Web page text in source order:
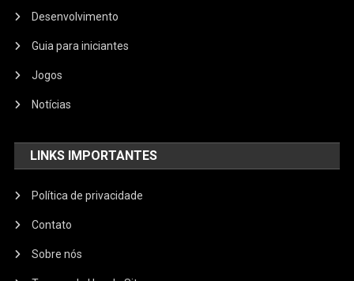
Desenvolvimento
Guia para iniciantes
Jogos
Notícias
LINKS IMPORTANTES
Política de privacidade
Contato
Sobre nós